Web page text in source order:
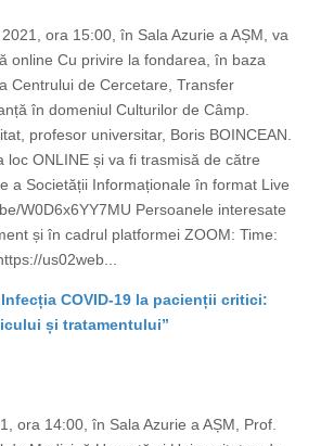
ora 15:00, în Sala Azurie a AȘM, va
online Cu privire la fondarea, în baza
Centrului de Cercetare, Transfer
în domeniul Culturilor de Câmp.
profesor universitar, Boris BOINCEAN.
loc ONLINE și va fi trasmisă de către
a Societății Informaționale în format Live
W0D6x6YY7MU Persoanele interesate
și în cadrul platformei ZOOM: Time:
us02web...
COVID-19 la pacienții critici:
și tratamentului”
ora 14:00, în Sala Azurie a AȘM, Prof.